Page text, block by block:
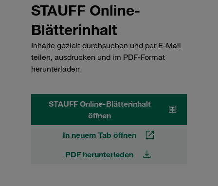
STAUFF Online-
Blätterinhalt
Inhalte gezielt durchsuchen und per E-Mail
teilen, ausdrucken und im PDF-Format
herunterladen
STAUFF Online-Blätterinhalt
öffnen
In neuem Tab öffnen
PDF herunterladen